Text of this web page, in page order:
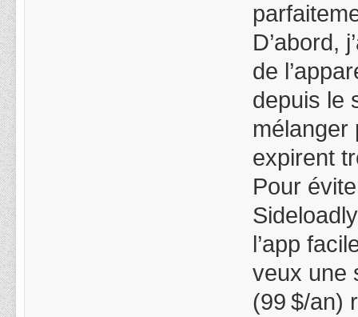
D’abord,
de
depuis le
mélanger
expirent
Pour
l’app
veux une
(99 $/an)